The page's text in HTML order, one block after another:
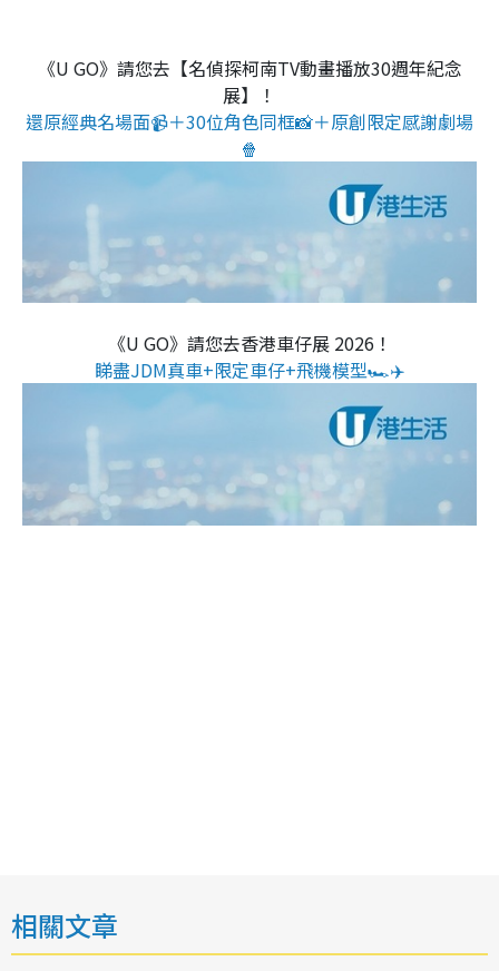
《U GO》請您去【名偵探柯南TV動畫播放30週年紀念
展】！
還原經典名場面📹＋30位角色同框📸＋原創限定感謝劇場
🍿
《U GO》請您去香港車仔展 2026！
睇盡JDM真車+限定車仔+飛機模型🏎️✈️
相關文章